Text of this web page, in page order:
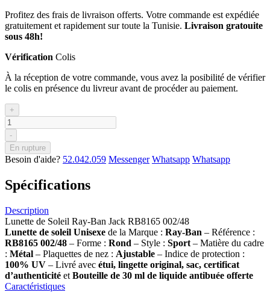
Profitez des frais de livraison offerts. Votre commande est expédiée
gratuitement et rapidement sur toute la Tunisie. Livraison gratouite
sous 48h!
Vérification Colis
À la réception de votre commande, vous avez la posibilité de vérifier
le colis en présence du livreur avant de procéder au paiement.
+
-
En rupture
Besoin d'aide? 52.042.059 Messenger Whatsapp Whatsapp
Spécifications
Description
Lunette de Soleil Ray-Ban Jack RB8165 002/48
Lunette de soleil Unisexe de la Marque : Ray-Ban – Référence :
RB8165 002/48 – Forme : Rond – Style : Sport – Matière du cadre
: Métal – Plaquettes de nez : Ajustable – Indice de protection :
100% UV – Livré avec étui, lingette original, sac, certificat
d’authenticité et Bouteille de 30 ml de liquide antibuée offerte
Caractéristiques